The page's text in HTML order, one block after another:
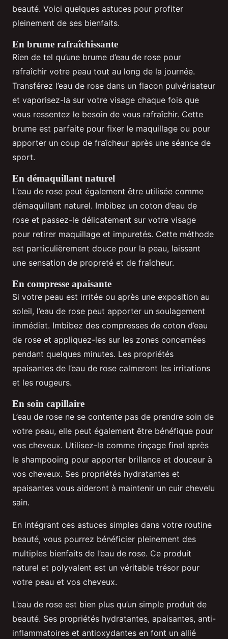
beauté. Voici quelques astuces pour profiter
pleinement de ses bienfaits.
En brume rafraîchissante
Rien de tel qu’une brume d’eau de rose pour
rafraîchir votre peau tout au long de la journée.
Transférez l’eau de rose dans un flacon pulvérisateur
et vaporisez-la sur votre visage chaque fois que
vous ressentez le besoin de vous rafraîchir. Cette
brume est parfaite pour fixer le maquillage ou pour
apporter un coup de fraîcheur après une séance de
sport.
En démaquillant naturel
L’eau de rose peut également être utilisée comme
démaquillant naturel. Imbibez un coton d’eau de
rose et passez-le délicatement sur votre visage
pour retirer maquillage et impuretés. Cette méthode
est particulièrement douce pour la peau, laissant
une sensation de propreté et de fraîcheur.
En compresse apaisante
Si votre peau est irritée ou après une exposition au
soleil, l’eau de rose peut apporter un soulagement
immédiat. Imbibez des compresses de coton d’eau
de rose et appliquez-les sur les zones concernées
pendant quelques minutes. Les propriétés
apaisantes de l’eau de rose calmeront les irritations
et les rougeurs.
En soin capillaire
L’eau de rose ne se contente pas de prendre soin de
votre peau, elle peut également être bénéfique pour
vos cheveux. Utilisez-la comme rinçage final après
le shampooing pour apporter brillance et douceur à
vos cheveux. Ses propriétés hydratantes et
apaisantes vous aideront à maintenir un cuir chevelu
sain.
En intégrant ces astuces simples dans votre routine
beauté, vous pourrez bénéficier pleinement des
multiples bienfaits de l’eau de rose. Ce produit
naturel et polyvalent est un véritable trésor pour
votre peau et vos cheveux.
L’eau de rose est bien plus qu’un simple produit de
beauté. Ses propriétés hydratantes, apaisantes, anti-
inflammatoires et antioxydantes en font un allié